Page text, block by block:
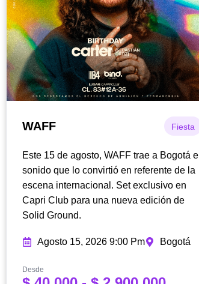
WAFF Fiesta
Este 15 de agosto, WAFF trae a Bogotá el
sonido que lo convirtió en referente de la
escena internacional. Set exclusivo en
Capri Club para una nueva edición de
Solid Ground.
Agosto 15, 2026 9:00 Pm Bogotá
Desde